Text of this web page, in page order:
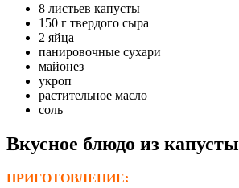
8 листьев капусты
150 г твердого сыра
2 яйца
панировочные сухари
майонез
укроп
растительное масло
соль
Вкусное блюдо из капусты
ПРИГОТОВЛЕНИЕ: